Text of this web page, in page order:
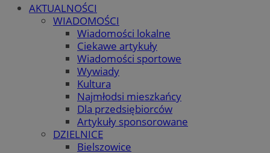
AKTUALNOŚCI
WIADOMOŚCI
Wiadomości lokalne
Ciekawe artykuły
Wiadomości sportowe
Wywiady
Kultura
Najmłodsi mieszkańcy
Dla przedsiębiorców
Artykuły sponsorowane
DZIELNICE
Bielszowice